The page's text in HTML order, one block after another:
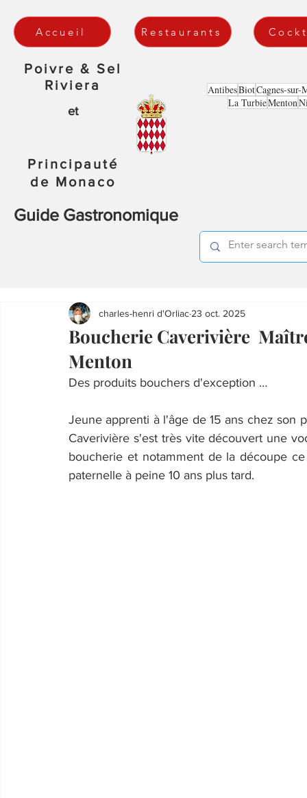
Accueil Restaurants
Poivre & Sel
Riviera
et
Principauté
de Monaco
Guide Gastronomique
AntibesBiotCagnes-sur-
La TurbieMenton
Boucherie Caverivière
Menton
charles-henri d'Orliac 23 oct. 2025
Des produits bouchers d'exception …
Jeune apprenti à l'âge de 15 ans chez son
Caverivière s'est très vite découvert une
boucherie et notamment de la découpe
paternelle à peine 10 ans plus tard.